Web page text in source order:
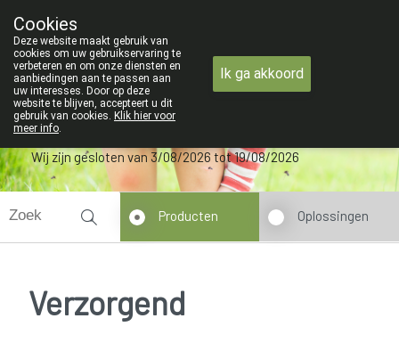
09 228 32 36
Wij zijn gesloten van 3/08/2026 tot 19/08/2026
Producten Oplossingen
Verzorgend
Cookies
Deze website maakt gebruik van
cookies om uw gebruikservaring te
verbeteren en om onze diensten en
aanbiedingen aan te passen aan
uw interesses. Door op deze
website te blijven, accepteert u dit
gebruik van cookies. Klik hier voor
meer info.
Ik ga akkoord